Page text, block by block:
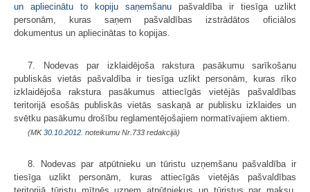
un apliecinātu to kopiju saņemšanu pašvaldība ir tiesīga uzlikt
personām, kuras saņem pašvaldības izstrādātos oficiālos
dokumentus un apliecinātas to kopijas.
7. Nodevas par izklaidējoša rakstura pasākumu sarīkošanu
publiskās vietās pašvaldība ir tiesīga uzlikt personām, kuras rīko
izklaidējoša rakstura pasākumus attiecīgās vietējās pašvaldības
teritorijā esošās publiskās vietās saskaņā ar publisku izklaides un
svētku pasākumu drošību reglamentējošajiem normatīvajiem aktiem.
(MK30.10.2012. noteikumu Nr.733 redakcijā)
8. Nodevas par atpūtnieku un tūristu uzņemšanu pašvaldība ir
tiesīga uzlikt personām, kuras attiecīgās vietējās pašvaldības